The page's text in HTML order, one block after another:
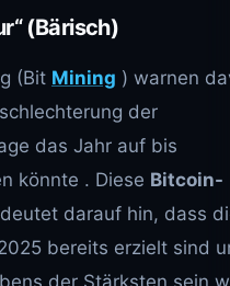
(Bärisch)
(Bit Mining ) warnen
der
das Jahr auf bis
könnte . Diese Bitcoin-
deutet darauf hin, dass
bereits erzielt sind
der Stärksten sein